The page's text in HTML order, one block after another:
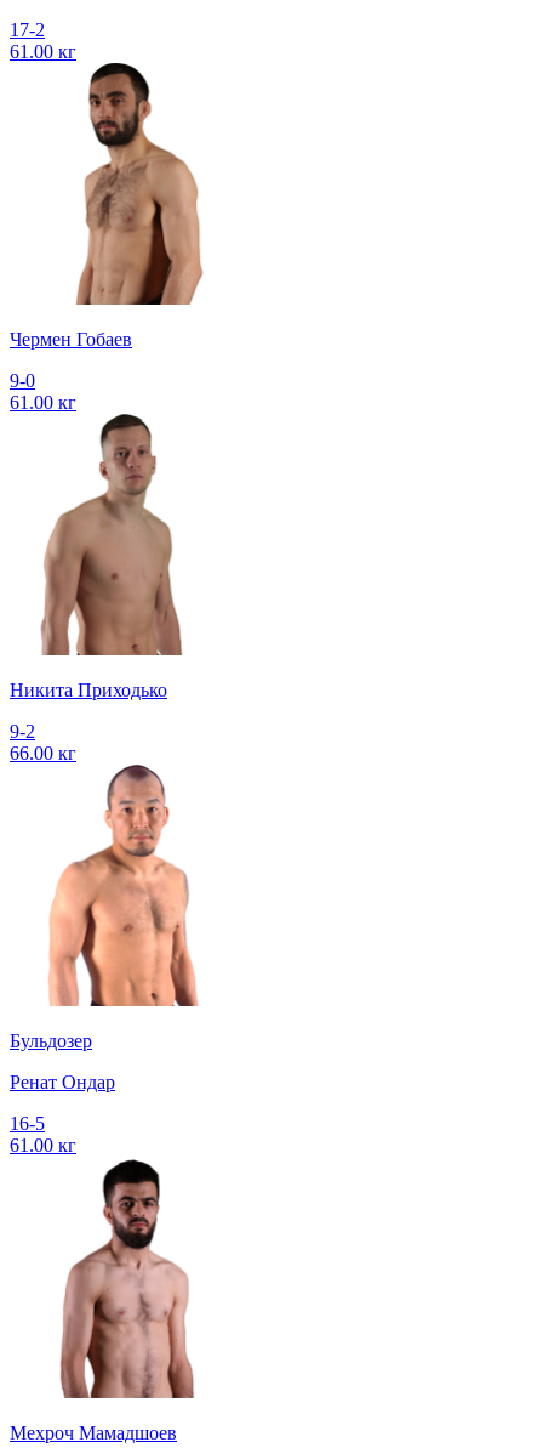
17-2
61.00 кг
Чермен Гобаев
9-0
61.00 кг
Никита Приходько
9-2
66.00 кг
Бульдозер
Ренат Ондар
16-5
61.00 кг
Мехроч Мамадшоев